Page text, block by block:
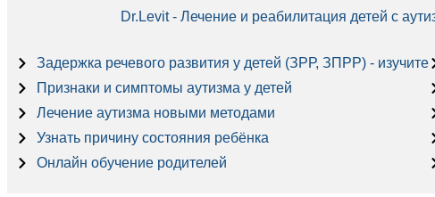
Dr.Levit - Лечение и реабилитация детей с
Задержка речевого развития у детей (ЗРР, ЗПРР) - изучите
Признаки и симптомы аутизма у детей
Лечение аутизма новыми методами
Узнать причину состояния ребёнка
Онлайн обучение родителей